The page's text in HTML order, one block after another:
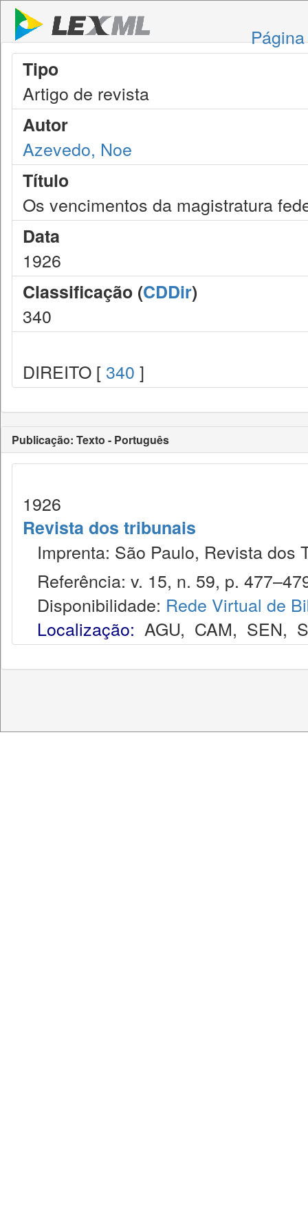
Tipo
Artigo de revista
Autor
Azevedo, Noe
Título
Os vencimentos da magistratura
Data
1926
Classificação (CDDir)
340
DIREITO [ 340 ]
Publicação: Texto - Português
1926
Revista dos tribunais
Imprenta: São Paulo, Revista dos
Referência: v. 15, n. 59, p.
Disponibilidade: Rede Virtual de
Localização: AGU, CAM, SEN,